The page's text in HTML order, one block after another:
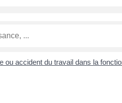
ou accident du travail dans la